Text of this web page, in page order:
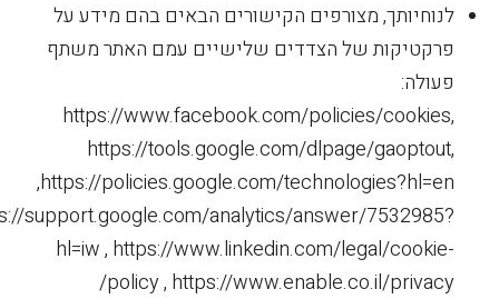
לנוחיותך, מצורפים הקישורים הבאים בהם מידע על
פרקטיקות של הצדדים שלישיים עמם האתר משתף
פעולה:
https://www.facebook.com/policies/cookies,
https://tools.google.com/dlpage/gaoptout,
https://policies.google.com/technologies?hl=en,
support.google.com/analytics/answer/7532985?
hl=iw , https://www.linkedin.com/legal/cookie-
policy , https://www.enable.co.il/privacy/